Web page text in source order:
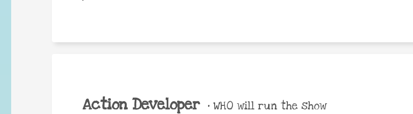
Action Developer • WHO will run the show